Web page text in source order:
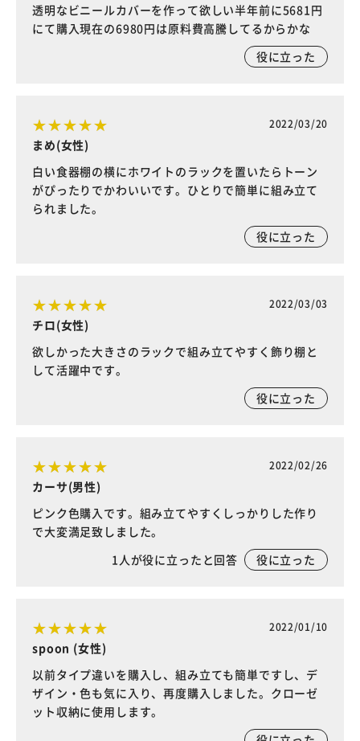
透明なビニールカバーを作って欲しい半年前に5681円
にて購入現在の6980円は原料費高騰してるからかな
役に立った
2022/03/20
まめ(女性)
白い食器棚の横にホワイトのラックを置いたらトーン
がぴったりでかわいいです。ひとりで簡単に組み立て
られました。
役に立った
2022/03/03
チロ(女性)
欲しかった大きさのラックで組み立てやすく飾り棚と
して活躍中です。
役に立った
2022/02/26
カーサ(男性)
ピンク色購入です。組み立てやすくしっかりした作り
で大変満足致しました。
1人が役に立ったと回答 役に立った
2022/01/10
spoon (女性)
以前タイプ違いを購入し、組み立ても簡単ですし、デ
ザイン・色も気に入り、再度購入しました。クローゼ
ット収納に使用します。